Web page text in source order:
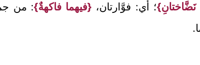
نَضَّاختانِ}؛ أي: فوَّارتان، {فيهما فاكهةٌ}: من